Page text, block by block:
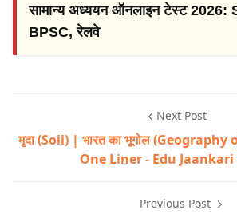
सामान्य अध्ययन ऑनलाइन टेस्ट 2026:
BPSC, रेलवे
Next Post
मृदा (Soil) | भारत का भूगोल
One Liner - Edu
Previous Post